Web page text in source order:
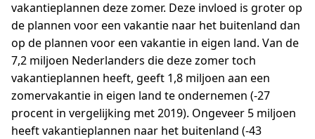
vakantieplannen deze zomer. Deze invloed is groter op
de plannen voor een vakantie naar het buitenland dan
op de plannen voor een vakantie in eigen land. Van de
7,2 miljoen Nederlanders die deze zomer toch
vakantieplannen heeft, geeft 1,8 miljoen aan een
zomervakantie in eigen land te ondernemen (-27
procent in vergelijking met 2019). Ongeveer 5 miljoen
heeft vakantieplannen naar het buitenland (-43